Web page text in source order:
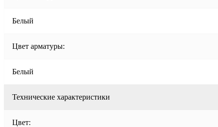
Белый
Цвет арматуры:
Белый
Технические характеристики
Цвет: